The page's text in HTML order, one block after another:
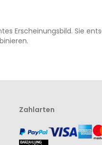
Erscheinungsbild. Sie
Zahlarten